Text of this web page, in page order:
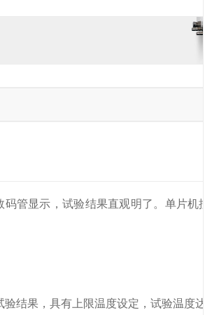
码管显示，试验结果直观明了。单片机控
验结果，具有上限温度设定，试验温度达